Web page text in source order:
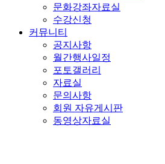
문화강좌자료실
수강신청
커뮤니티
공지사항
월간행사일정
포토갤러리
자료실
문의사항
회원 자유게시판
동영상자료실